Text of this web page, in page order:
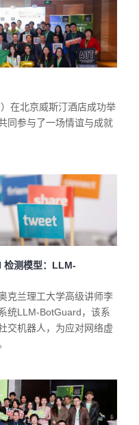
在北京威斯汀酒店成功举
同参与了一场情谊与成就
检测模型：LLM-
克兰理工大学高级讲师李
统LLM-BotGuard，该系
交机器人，为应对网络虚